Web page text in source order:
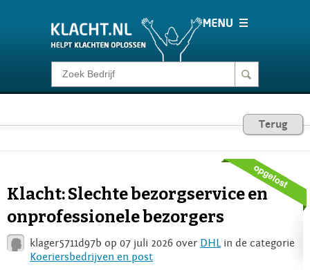
Klacht melden
Consumentenrecht
Voor Bedrijven
Login
Terug
Klacht: Slechte bezorgservice en
onprofessionele bezorgers
klager5711d97b op 07 juli 2026 over DHL in de categorie
Koeriersbedrijven en post